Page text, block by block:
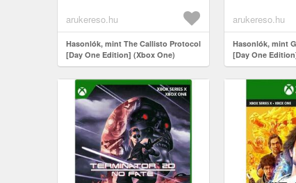
v...
arukereso.hu
Hasonlók, mint The Callisto Protocol
[Day One Edition] (Xbox One)
IGGYMOB...
arukereso.hu
Hasonlók, mint
[Day One